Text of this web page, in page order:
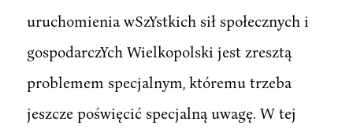
uruchomienia wSzYstkich sił społecznych i
gospodarczYch Wielkopolski jest zresztą
problemem specjalnym, któremu trzeba
jeszcze poświęcić specjalną uwagę. W tej